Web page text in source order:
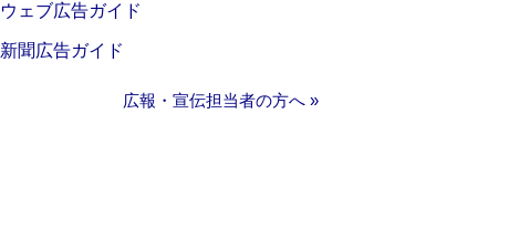
ウェブ広告ガイド
新聞広告ガイド
広報・宣伝担当者の方へ »